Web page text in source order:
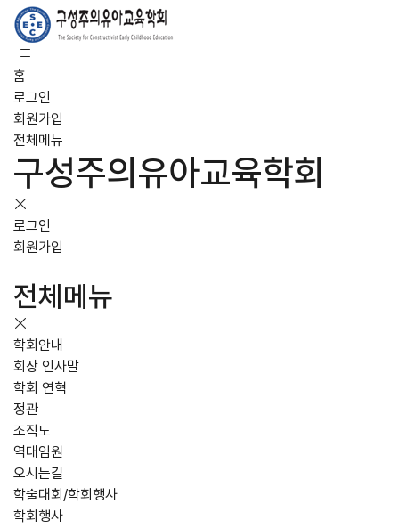
홈
로그인
회원가입
전체메뉴
구성주의유아교육학회
로그인
회원가입
전체메뉴
학회안내
회장 인사말
학회 연혁
정관
조직도
역대임원
오시는길
학술대회/학회행사
학회행사